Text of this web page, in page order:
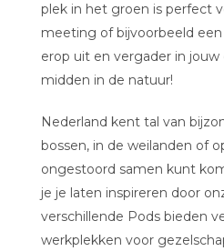
plek in het groen is perfect
meeting of bijvoorbeeld een
erop uit en vergader in
midden in de natuur!
Nederland kent tal van
bossen, in de weilanden of
ongestoord samen kunt
je je laten inspireren door
verschillende Pods bieden
werkplekken voor